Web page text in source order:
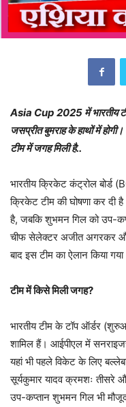
Asia Cup 2025 में भारतीय
जसप्रीत बुमराह के हाथों में
टीम में जगह मिली है..
भारतीय क्रिकेट कंट्रोल बोर्ड
क्रिकेट टीम की घोषणा कर दी
है, जबकि शुभमन गिल को उप-
चीफ सेलेक्टर अजीत अगरकर
बाद इस टीम का ऐलान किया
टीम में किसे मिली जगह?
भारतीय टीम के टॉप ऑर्डर
शामिल हैं। आईपीएल में
यहां भी पहले विकेट के लिए
सूर्यकुमार यादव क्रमशः तीसरे
उप-कप्तान शुभमन गिल भी